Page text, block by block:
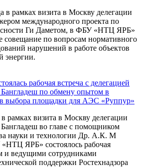
в рамках визита в Москву делегации
международного проекта по
Ги Даметом, в ФБУ «НТЦ ЯРБ»
совещание по вопросам нормативного
нарушений в работе объектов
энергии.
рабочая встреча с делегацией
по обмену опытом в
выбора площадки для АЭС «Руппур»
в рамках визита в Москву делегации
во главе с помощником
науки и технологии Др. А.К. М
ЯРБ» состоялось рабочая
и ведущими сотрудниками
поддержки Ростехнадзора